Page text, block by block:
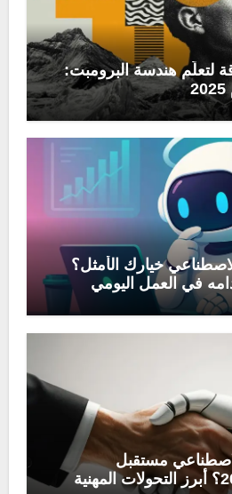
لتعلّم هندسة البرومبت:
خيارك الأمثل؟
في العمل اليومي
مستقبل